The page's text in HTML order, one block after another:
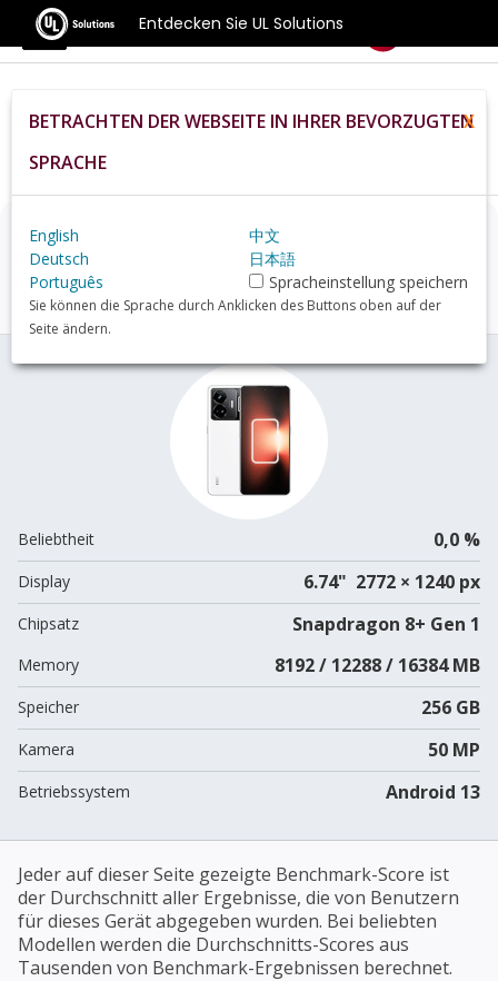
Entdecken Sie UL Solutions
Benchmarks
Home De Hardware
Phone
Realme+GT+Neo+5+150W+review
Realme GT Neo 5 150W
Übersicht
Beliebtheit 0,0 %
Display 6.74" 2772 × 1240 px
Chipsatz Snapdragon 8+ Gen 1
Memory 8192 / 12288 / 16384 MB
Speicher 256 GB
Kamera 50 MP
Betriebssystem Android 13
Jeder auf dieser Seite gezeigte Benchmark-Score ist
der Durchschnitt aller Ergebnisse, die von Benutzern
für dieses Gerät abgegeben wurden. Bei beliebten
Modellen werden die Durchschnitts-Scores aus
Tausenden von Benchmark-Ergebnissen berechnet.
BETRACHTEN DER WEBSEITE IN IHRER BEVORZUGTEN
SPRACHE
X
English
中文
Deutsch
日本語
Português
Spracheinstellung speichern
Sie können die Sprache durch Anklicken des Buttons oben auf der
Seite ändern.